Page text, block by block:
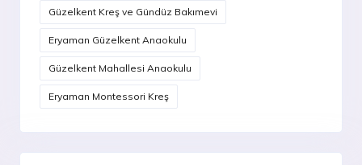
Güzelkent Kreş ve Gündüz Bakımevi
Eryaman Güzelkent Anaokulu
Güzelkent Mahallesi Anaokulu
Eryaman Montessori Kreş